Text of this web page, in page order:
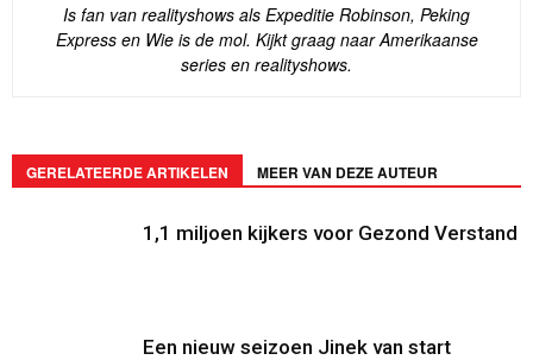
Is fan van realityshows als Expeditie Robinson, Peking
Express en Wie is de mol. Kijkt graag naar Amerikaanse
series en realityshows.
GERELATEERDE ARTIKELEN MEER VAN DEZE AUTEUR
1,1 miljoen kijkers voor Gezond Verstand
Een nieuw seizoen Jinek van start